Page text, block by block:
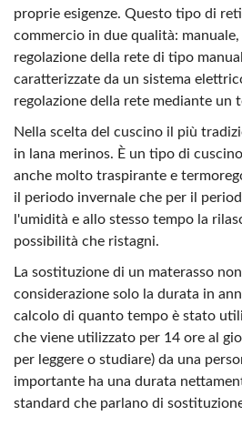
proprie esigenze. Questo tipo di
commercio in due qualità:
regolazione della rete di tipo
caratterizzate da un sistema
regolazione della rete mediante un
Nella scelta del cuscino il più
in lana merinos. È un tipo di
anche molto traspirante e
il periodo invernale che per il
l'umidità e allo stesso tempo la
possibilità che ristagni.
La sostituzione di un materasso
considerazione solo la durata in
calcolo di quanto tempo è stato
che viene utilizzato per 14 ore al
per leggere o studiare) da una
importante ha una durata
standard che parlano di